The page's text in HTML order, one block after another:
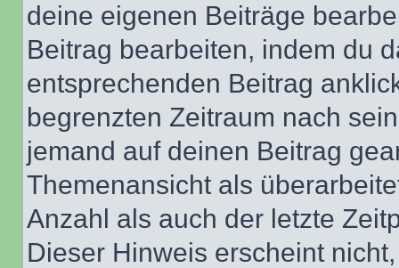
deine eigenen Beiträge
Beitrag bearbeiten, indem du
entsprechenden Beitrag
begrenzten Zeitraum nach
jemand auf deinen Beitrag
Themenansicht als
Anzahl als auch der letzte
Dieser Hinweis erscheint